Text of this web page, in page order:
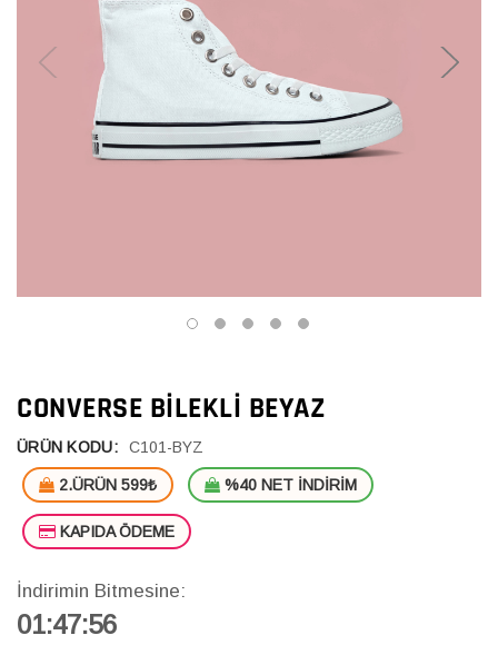
CONVERSE BILEKLI BEYAZ
ÜRÜN KODU: C101-BYZ
2.ÜRÜN 599₺ %40 NET İNDİRİM
KAPIDA ÖDEME
İndirimin Bitmesine:
01:47:55